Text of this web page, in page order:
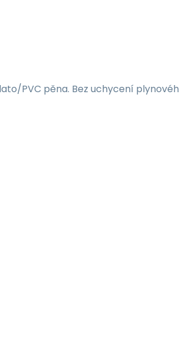
PVC pěna. Bez uchycení